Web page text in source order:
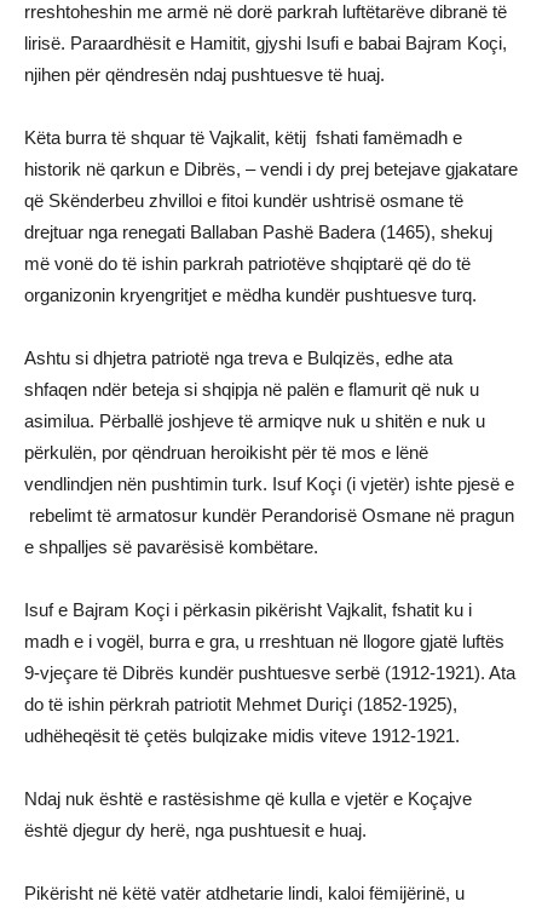
rreshtoheshin me armë në dorë parkrah luftëtarëve dibranë të
lirisë. Paraardhësit e Hamitit, gjyshi Isufi e babai Bajram Koçi,
njihen për qëndresën ndaj pushtuesve të huaj.
Këta burra të shquar të Vajkalit, këtij fshati famëmadh e
historik në qarkun e Dibrës, – vendi i dy prej betejave gjakatare
që Skënderbeu zhvilloi e fitoi kundër ushtrisë osmane të
drejtuar nga renegati Ballaban Pashë Badera (1465), shekuj
më vonë do të ishin parkrah patriotëve shqiptarë që do të
organizonin kryengritjet e mëdha kundër pushtuesve turq.
Ashtu si dhjetra patriotë nga treva e Bulqizës, edhe ata
shfaqen ndër beteja si shqipja në palën e flamurit që nuk u
asimilua. Përballë joshjeve të armiqve nuk u shitën e nuk u
përkulën, por qëndruan heroikisht për të mos e lënë
vendlindjen nën pushtimin turk. Isuf Koçi (i vjetër) ishte pjesë e
rebelimt të armatosur kundër Perandorisë Osmane në pragun
e shpalljes së pavarësisë kombëtare.
Isuf e Bajram Koçi i përkasin pikërisht Vajkalit, fshatit ku i
madh e i vogël, burra e gra, u rreshtuan në llogore gjatë luftës
9-vjeçare të Dibrës kundër pushtuesve serbë (1912-1921). Ata
do të ishin përkrah patriotit Mehmet Duriçi (1852-1925),
udhëheqësit të çetës bulqizake midis viteve 1912-1921.
Ndaj nuk është e rastësishme që kulla e vjetër e Koçajve
është djegur dy herë, nga pushtuesit e huaj.
Pikërisht në këtë vatër atdhetarie lindi, kaloi fëmijërinë, u